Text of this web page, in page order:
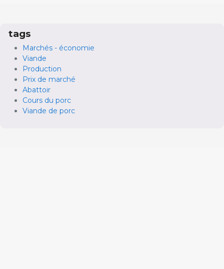
tags
Marchés - économie
Viande
Production
Prix de marché
Abattoir
Cours du porc
Viande de porc